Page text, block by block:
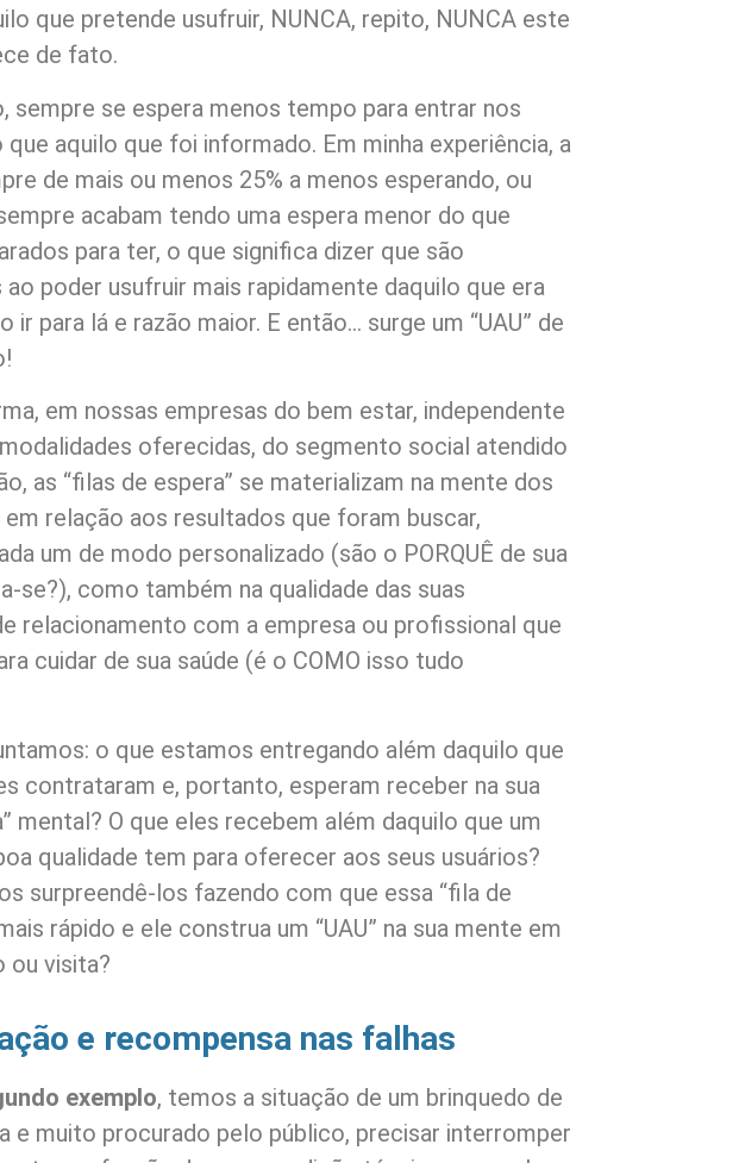
que pretende usufruir, NUNCA, repito, NUNCA este
de fato.
sempre se espera menos tempo para entrar nos
que aquilo que foi informado. Em minha experiência, a
de mais ou menos 25% a menos esperando, ou
acabam tendo uma espera menor do que
para ter, o que significa dizer que são
ao poder usufruir mais rapidamente daquilo que era
ir para lá e razão maior. E então… surge um “UAU” de
em nossas empresas do bem estar, independente
oferecidas, do segmento social atendido
as “filas de espera” se materializam na mente dos
relação aos resultados que foram buscar,
um de modo personalizado (são o PORQUÊ de sua
se?), como também na qualidade das suas
relacionamento com a empresa ou profissional que
cuidar de sua saúde (é o COMO isso tudo
o que estamos entregando além daquilo que
contrataram e, portanto, esperam receber na sua
mental? O que eles recebem além daquilo que um
qualidade tem para oferecer aos seus usuários?
surpreendê-los fazendo com que essa “fila de
rápido e ele construa um “UAU” na sua mente em
ou visita?
e recompensa nas falhas
exemplo, temos a situação de um brinquedo de
e muito procurado pelo público, precisar interromper